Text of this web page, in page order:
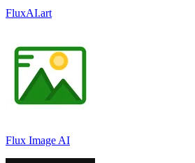
FluxAI.art
Flux Image AI